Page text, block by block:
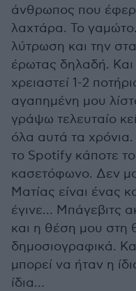
άνθρωπος που
λαχτάρα. Το
λύτρωση και την
έρωτας δηλαδή.
χρειαστεί 1-2
αγαπημένη μου
γράψω τελευταίο
όλα αυτά τα
το Spotify κάποτε
κασετόφωνο. Δεν
Ματίας είναι ένας
έγινε… Μπάγεβιτς
και η θέση μου στη
δημοσιογραφικά.
μπορεί να ήταν η
ίδια…